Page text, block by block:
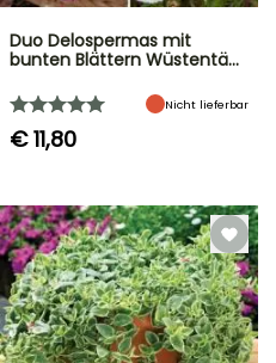
Duo Delospermas mit
bunten Blättern Wüstentä…
Nicht lieferbar
€ 11,80